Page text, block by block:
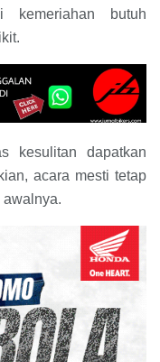
kemeriahan butuh
kesulitan dapatkan
acara mesti tetap
awalnya.